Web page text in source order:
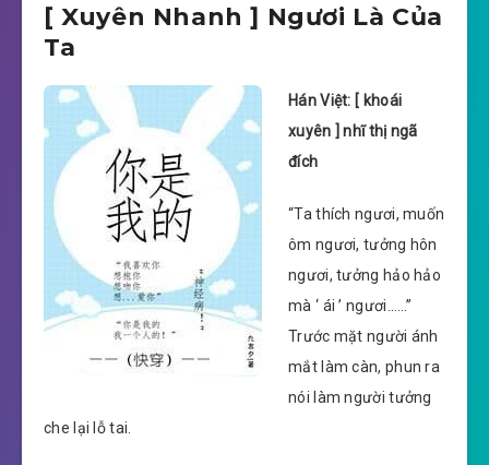
[ Xuyên Nhanh ] Ngươi Là Của
Ta
Hán Việt: [ khoái
xuyên ] nhĩ thị ngã
đích
“Ta thích ngươi, muốn
ôm ngươi, tưởng hôn
ngươi, tưởng hảo hảo
mà ‘ ái ’ ngươi……”
Trước mặt người ánh
mắt làm càn, phun ra
nói làm người tưởng
che lại lỗ tai.